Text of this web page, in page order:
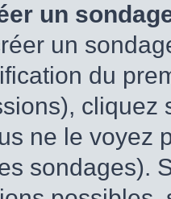
un
un
du
cliquez
ne le voyez
sondages).